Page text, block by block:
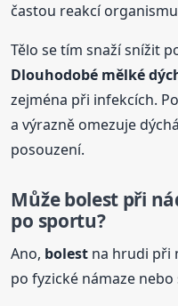
častou reakcí
Tělo se tím snaží snížit
Dlouhodobé mělké
zejména při infekcích.
a výrazně omezuje
posouzení.
Můžebolest při
po sportu?
Ano, bolest na hrudi při
po fyzické námaze